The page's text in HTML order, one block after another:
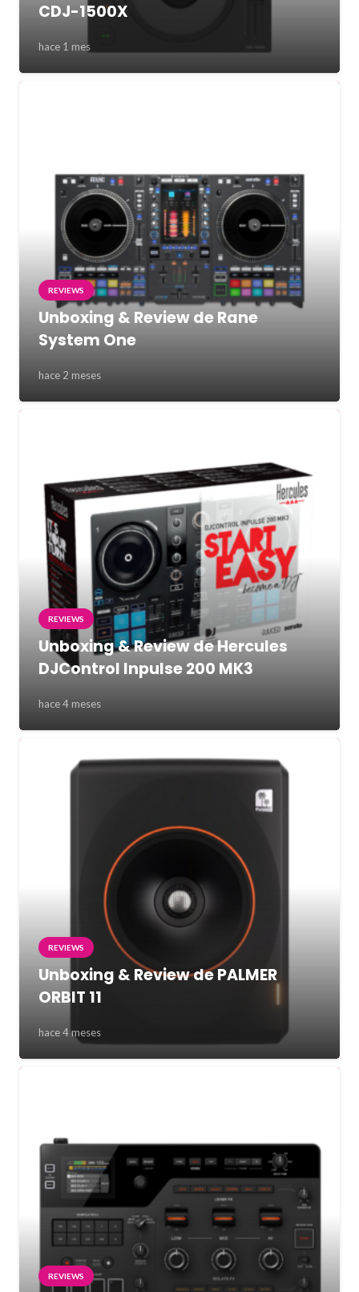
CDJ-1500X
hace 1 mes
REVIEWS
Unboxing & Review de Rane
System One
hace 2 meses
REVIEWS
Unboxing & Review de Hercules
DJControl Inpulse 200 MK3
hace 4 meses
REVIEWS
Unboxing & Review de PALMER
ORBIT 11
hace 4 meses
REVIEWS